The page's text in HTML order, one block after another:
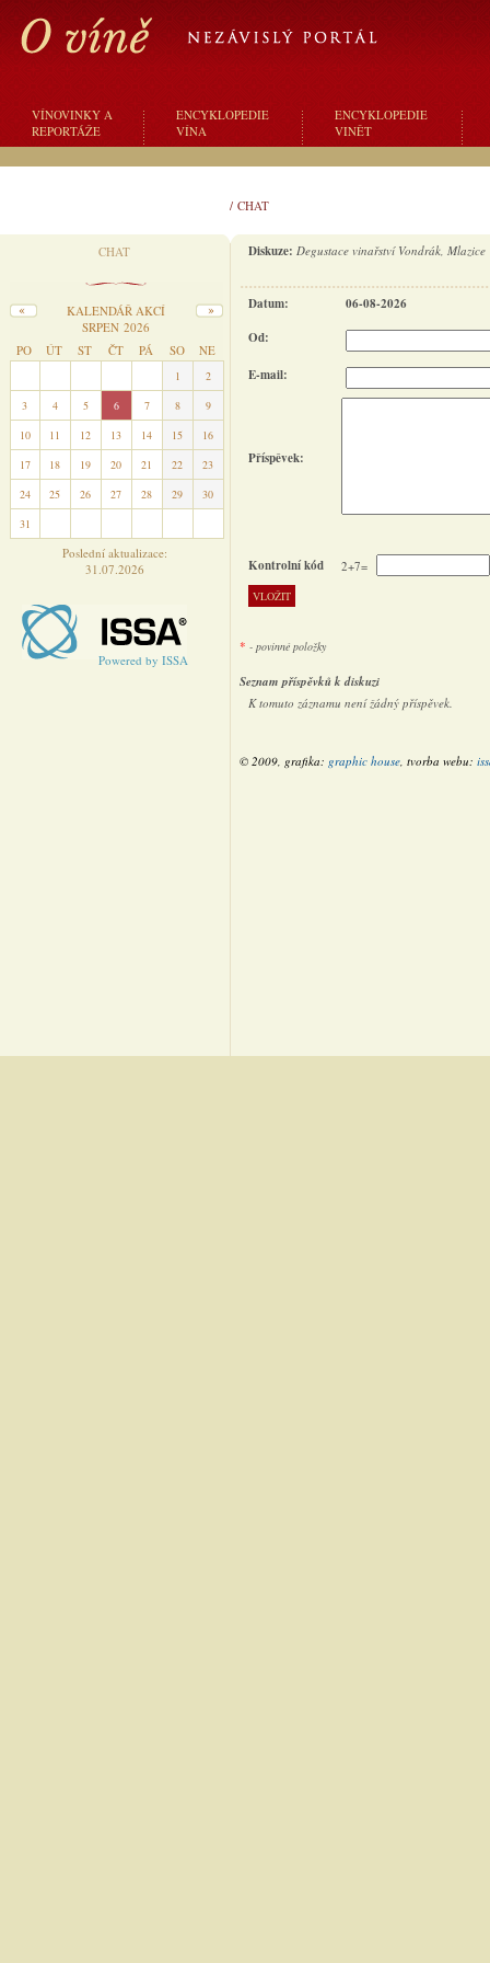
VÍNOVINKY A
REPORTÁŽE
ENCYKLOPEDIE
VÍNA
ENCYKLOPEDIE
VINĚT
/ CHAT
CHAT
KALENDÁŘ AKCÍ
SRPEN 2026
PO
ÚT ST ČT PÁ SO NE
1
2
3
4 5 6 7 8
9
10
11 12 13 14 15
16
17
18 19 20 21 22
23
24
25 26 27 28 29
30
31
Poslední aktualizace:
31.07.2026
Powered by ISSA
Diskuze: Degustace vinařství Vondrák, Mlazice
Datum:
06-08-2026
Od:
E-mail:
Příspěvek:
Kontrolní kód 2+7=
* - povinné položky
Seznam příspěvků k diskuzi
K tomuto záznamu není žádný příspěvek.
© 2009, grafika: graphic house, tvorba webu: